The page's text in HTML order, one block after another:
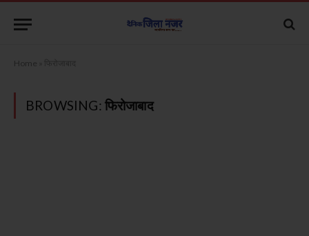
Home
BROWSING: फिरोजाबाद